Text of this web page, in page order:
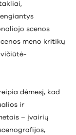
scenos
meno kritikų
dėmesį, kad
ir
– įvairių